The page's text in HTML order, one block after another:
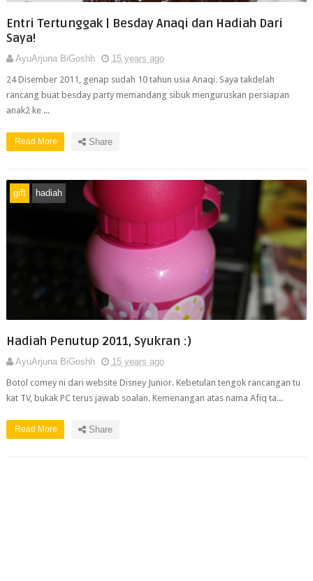
Entri Tertunggak | Besday Anaqi dan Hadiah Dari
Saya!
AyuArjuna BiGoshh
15 years ago
24 Disember 2011, genap sudah 10 tahun usia Anaqi. Saya takdelah
rancang buat besday party memandang sibuk menguruskan persiapan
anak2 ke ...
Read More Share
gift hadiah
Hadiah Penutup 2011, Syukran :)
AyuArjuna BiGoshh
15 years ago
Botol comey ni dari website Disney Junior. Kebetulan tengok rancangan tu
kat TV, bukak PC terus jawab soalan. Kemenangan atas nama Afiq ta...
Read More Share